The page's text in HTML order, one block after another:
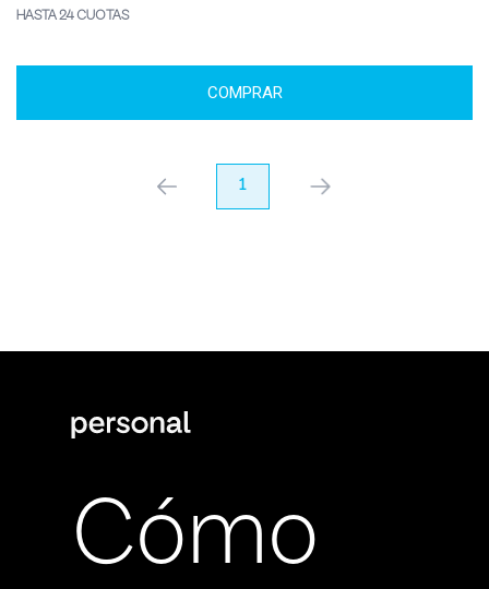
HASTA 24 CUOTAS
COMPRAR
anterior 1 próximo
Cómo